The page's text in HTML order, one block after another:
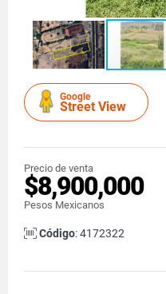
Google
Street View
Precio de venta
$8,900,000
Pesos Mexicanos
Código: 4172322